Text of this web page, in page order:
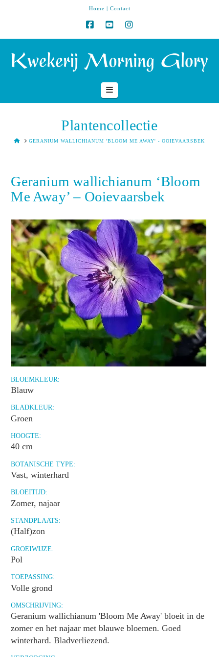
Home | Contact
Navigation
Plantencollectie
HOMEGERANIUM WALLICHIANUM 'BLOOM ME AWAY' - OOIEVAARSBEK
Geranium wallichianum ‘Bloom
Me Away’ – Ooievaarsbek
BLOEMKLEUR:
Blauw
BLADKLEUR:
Groen
HOOGTE:
40 cm
BOTANISCHE TYPE:
Vast, winterhard
BLOEITIJD:
Zomer, najaar
STANDPLAATS:
(Half)zon
GROEIWIJZE:
Pol
TOEPASSING:
Volle grond
OMSCHRIJVING:
Geranium wallichianum 'Bloom Me Away' bloeit in de
zomer en het najaar met blauwe bloemen. Goed
winterhard. Bladverliezend.